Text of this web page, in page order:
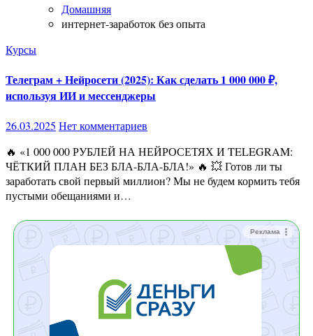
Домашняя
интернет-заработок без опыта
Курсы
Телеграм + Нейросети (2025): Как сделать 1 000 000 ₽,
используя ИИ и мессенджеры
26.03.2025 Нет комментариев
🔥 «1 000 000 РУБЛЕЙ НА НЕЙРОСЕТЯХ И TELEGRAM:
ЧЁТКИЙ ПЛАН БЕЗ БЛА-БЛА-БЛА!» 🔥 💥 Готов ли ты
заработать свой первый миллион? Мы не будем кормить тебя
пустыми обещаниями и…
Реклама